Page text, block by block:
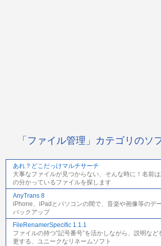
「ファイル管理」カテゴリのソ
あれ？どこだっけマルチサーチ
大事なファイルが見つからない、そんな時に！名前
の分かっているファイルを探します
AnyTrans 8
iPhone、iPadとパソコンの間で、音楽や画像等のデ
バックアップ
FileRenamerSpecific 1.1.1
ファイルの持つ“記号番号”を活かしながら、説明な
更する、ユニークなリネームソフト